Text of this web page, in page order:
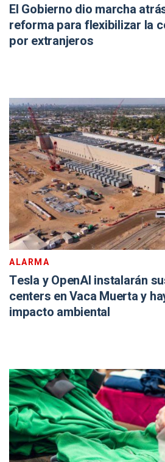
El Gobierno dio marcha
reforma para flexibilizar la
por extranjeros
ALARMA
Tesla y OpenAI instalarán
centers en Vaca Muerta y
impacto ambiental